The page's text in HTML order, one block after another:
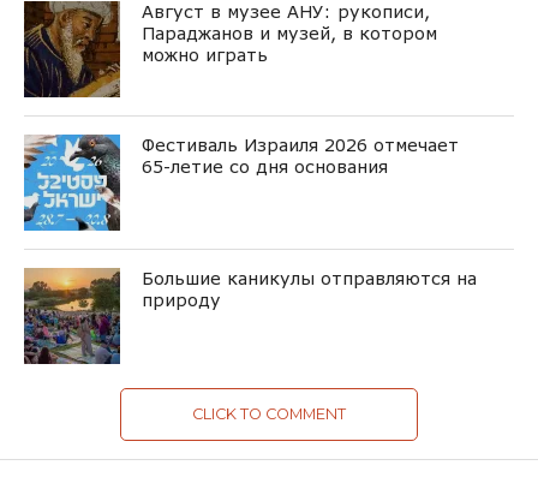
Август в музее АНУ: рукописи,
Параджанов и музей, в котором
можно играть
Фестиваль Израиля 2026 отмечает
65-летие со дня основания
Большие каникулы отправляются на
природу
CLICK TO COMMENT